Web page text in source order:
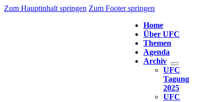
Zum Hauptinhalt springen Zum Footer springen
Home
Über UFC
Themen
Agenda
Archiv
UFC
Tagung
2025
UFC